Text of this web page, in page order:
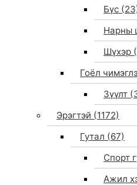
Бүс
Нарны
Шүхэр
Гоёл
Зүүлт
Эрэгтэй (1172)
Гутал (67)
Спорт
Ажил